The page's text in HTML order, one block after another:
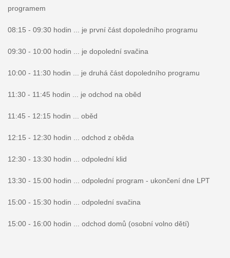
programem
08:15 - 09:30 hodin ... je první část dopoledního programu
09:30 - 10:00 hodin ... je dopolední svačina
10:00 - 11:30 hodin ... je druhá část dopoledního programu
11:30 - 11:45 hodin ... je odchod na oběd
11:45 - 12:15 hodin ... oběd
12:15 - 12:30 hodin ... odchod z oběda
12:30 - 13:30 hodin ... odpolední klid
13:30 - 15:00 hodin ... odpolední program - ukončení dne LPT
15:00 - 15:30 hodin ... odpolední svačina
15:00 - 16:00 hodin ... odchod domů (osobní volno dětí)